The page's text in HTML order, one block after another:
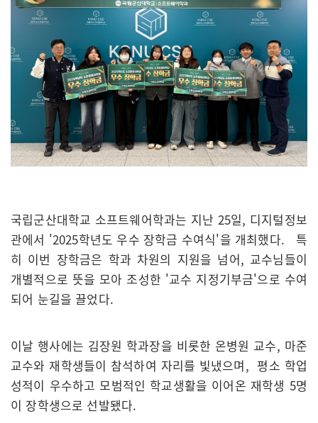
국립군산대학교 소프트웨어학과는 지난 25일, 디지털정보
관에서 '2025학년도 우수 장학금 수여식'을 개최했다. 특
히 이번 장학금은 학과 차원의 지원을 넘어, 교수님들이
개별적으로 뜻을 모아 조성한 '교수 지정기부금'으로 수여
되어 눈길을 끌었다.
이날 행사에는 김장원 학과장을 비롯한 온병원 교수, 마준
교수와 재학생들이 참석하여 자리를 빛냈으며, 평소 학업
성적이 우수하고 모범적인 학교생활을 이어온 재학생 5명
이 장학생으로 선발됐다.